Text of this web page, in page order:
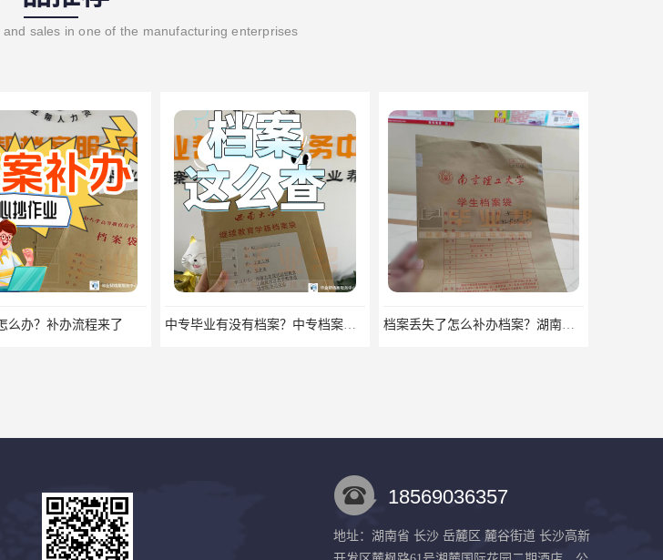
sales in one of the manufacturing enterprises
补办流程来了 中专毕业有没有档案？中专档案应该如何管理？ 档案丢失了怎么补办档案？湖南档案补办 档案补办方法
18569036357
地址：湖南省 长沙 岳麓区 麓谷街道 长沙高新